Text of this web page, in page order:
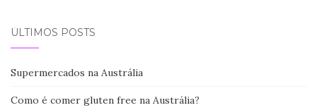
ÚLTIMOS POSTS
Supermercados na Austrália
Como é comer gluten free na Austrália?